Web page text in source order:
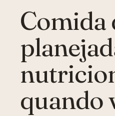
Comida
quando